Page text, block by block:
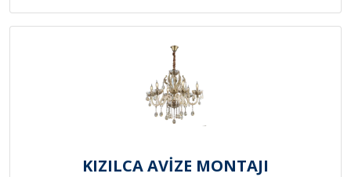
KIZILCA AVİZE MONTAJI